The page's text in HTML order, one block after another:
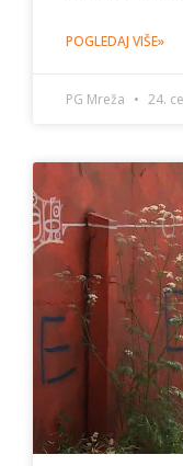
POGLEDAJ VIŠE»
PG Mreža 24.